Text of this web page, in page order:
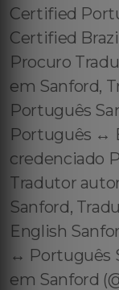
Certified
Certified
Procuro
em Sanford,
Português
Português ↔️
credenciado
Tradutor
Sanford,
English
↔️ Português
em Sanford